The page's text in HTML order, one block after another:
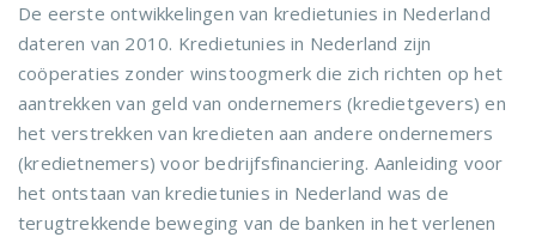
De eerste ontwikkelingen van kredietunies in Nederland
dateren van 2010. Kredietunies in Nederland zijn
coöperaties zonder winstoogmerk die zich richten op het
aantrekken van geld van ondernemers (kredietgevers) en
het verstrekken van kredieten aan andere ondernemers
(kredietnemers) voor bedrijfsfinanciering. Aanleiding voor
het ontstaan van kredietunies in Nederland was de
terugtrekkende beweging van de banken in het verlenen